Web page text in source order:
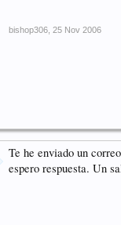
bishop306 25 Nov 2006
Te he enviado un
espero respuesta. Un